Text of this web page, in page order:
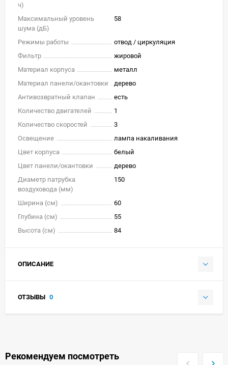
ч)
Максимальный уровень
шума (дБ)
58
Режимы работы
отвод / циркуляция
Фильтр
жировой
Материал корпуса
металл
Материал панели/окантовки
дерево
Антивозвратный клапан
есть
Количество двигателей
1
Количество скоростей
3
Освещение
лампа накаливания
Цвет корпуса
белый
Цвет панели/окантовки
дерево
Диаметр патрубка
воздуховода (мм)
150
Ширина (см)
60
Глубина (см)
55
Высота (см)
84
ОПИСАНИЕ
ОТЗЫВЫ 0
Рекомендуем посмотреть